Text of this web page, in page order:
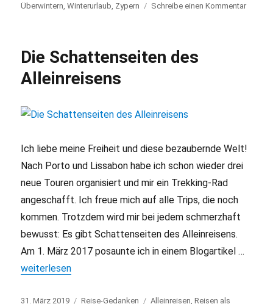
am
Überwintern ,Winterurlaub Zypern Schreibe einen Kommentar
Die Schattenseiten des
Alleinreisens
Ich liebe meine Freiheit und diese bezaubernde Welt!
Nach Porto und Lissabon habe ich schon wieder drei
neue Touren organisiert und mir ein Trekking-Rad
angeschafft. Ich freue mich auf alle Trips, die noch
kommen. Trotzdem wird mir bei jedem schmerzhaft
bewusst: Es gibt Schattenseiten des Alleinreisens.
Am 1. März 2017 posaunte ich in einem Blogartikel …
„Die Schattenseiten des Alleinreisens“
weiterlesen
Veröffentlicht
31. März 2019 Kategorien
Reise-Gedanken Schlagwörter
Alleinreisen ,Reisen als